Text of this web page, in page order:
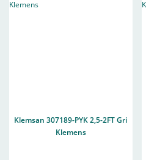
Klemsan 307189-PYK 2,5-2FT Gri
Klemens